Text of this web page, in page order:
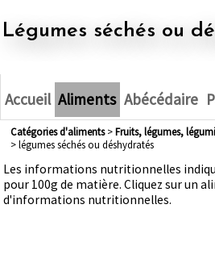
légumes séchés ou
Accueil Aliments Abécédaire
Catégories d'aliments> fruits, légumes,
> légumes séchés ou déshydratés
Les informations nutritionnelles
pour 100g de matière. Cliquez sur un
d'informations nutritionnelles.